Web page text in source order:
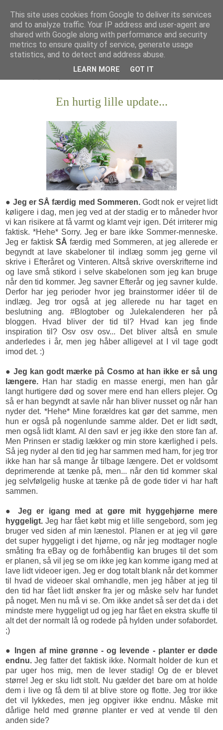
En hurtig lille update...
● Jeg er SÅ færdig med Sommeren.Godt nok er vejret lidt
køligere i dag, men jeg ved at der stadig er to måneder hvor
vi kan risikere at få varmt og klamt vejr igen. Dét irriterer mig
faktisk. *Hehe* Sorry. Jeg er bare ikke Sommer-menneske.
Jeg er faktisk SÅ færdig med Sommeren, at jeg allerede er
begyndt at lave skabeloner til indlæg somm jeg gerne vil
skrive i Efteråret og Vinteren. Altså skrive overskrifterne ind
og lave små stikord i selve skabelonen som jeg kan bruge
når den tid kommer. Jeg savner Efterår og jeg savner kulde.
Derfor har jeg perioder hvor jeg brainstormer idéer til de
indlæg. Jeg tror også at jeg allerede nu har taget en
beslutning ang. #Blogtober og Julekalenderen her på
bloggen. Hvad bliver der tid til? Hvad kan jeg finde
inspiration til? Osv osv osv... Det bliver altså en smule
anderledes i år, men jeg håber alligevel at I vil tage godt
imod det. :)
● Jeg kan godt mærke på Cosmo at han ikke er så ung
længere. Han har stadig en masse energi, men han går
langt hurtigere død og sover mere end han ellers plejer. Og
så er han begyndt at savle når han bliver nusset og når han
nyder det. *Hehe* Mine forældres kat gør det samme, men
hun er også på nogenlunde samme alder. Det er lidt sødt,
men også lidt klamt. Al den savl er jeg ikke den store fan af.
Men Prinsen er stadig lækker og min store kærlighed i pels.
Så jeg nyder al den tid jeg har sammen med ham, for jeg tror
ikke han har så mange år tilbage længere. Det er voldsomt
deprimerende at tænke på, men... når den tid kommer skal
jeg selvfølgelig huske at tænke på de gode tider vi har haft
sammen.
● Jeg er igang med at gøre mit hyggehjørne mere
hyggeligt. Jeg har fået købt mig et lille sengebord, som jeg
bruger ved siden af min lænestol. Planen er at jeg vil gøre
det super hyggeligt i det hjørne, og når jeg modtager nogle
småting fra eBay og de forhåbentlig kan bruges til det som
er planen, så vil jeg se om ikke jeg kan komme igang med at
lave lidt videoer igen. Jeg er dog totalt blank når det kommer
til hvad de videoer skal omhandle, men jeg håber at jeg til
den tid har fået lidt ønsker fra jer og måske selv har fundet
på noget. Men nu må vi se. Om ikke andet så ser det da i det
mindste mere hyggeligt ud og jeg har fået en ekstra skuffe til
alt det der normalt lå og rodede på hylden under sofabordet.
;)
● Ingen af mine grønne - og levende - planter er døde
endnu. Jeg fatter det faktisk ikke. Normalt holder de kun et
par uger hos mig, men de lever stadig! Og de er blevet
større! Jeg er sku lidt stolt. Nu gælder det bare om at holde
dem i live og få dem til at blive store og flotte. Jeg tror ikke
det vil lykkedes, men jeg opgiver ikke endnu. Måske mit
dårlige held med grønne planter er ved at vende til den
anden side?
This site uses cookies from Google to deliver its services
and to analyze traffic. Your IP address and user-agent are
shared with Google along with performance and security
metrics to ensure quality of service, generate usage
statistics, and to detect and address abuse.
LEARN MORE GOT IT